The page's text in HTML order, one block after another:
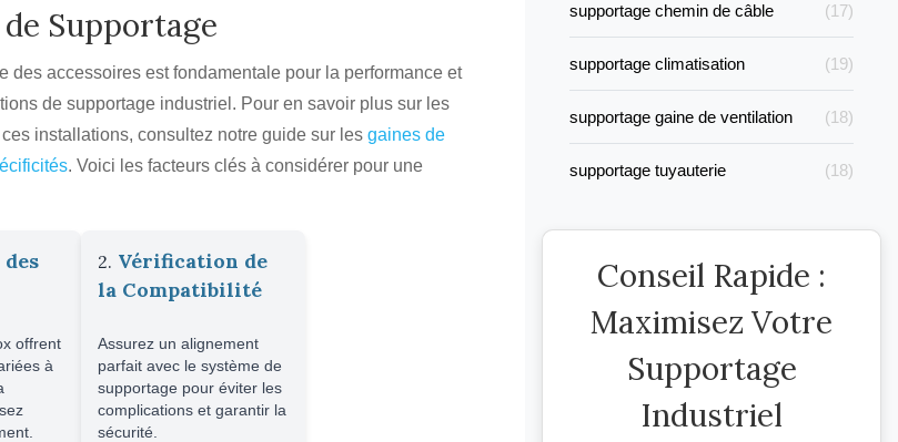
Supportage
des accessoires est fondamentale pour la performance et
de supportage industriel. Pour en savoir plus sur les
installations, consultez notre guide sur les gaines de
. Voici les facteurs clés à considérer pour une
offrent
à
2. Vérification de
la Compatibilité
Assurez un alignement
parfait avec le système de
supportage pour éviter les
complications et garantir la
sécurité.
supportage chemin de câble (17)
supportage climatisation (19)
supportage gaine de ventilation (18)
supportage tuyauterie (18)
Conseil Rapide :
Maximisez Votre
Supportage
Industriel